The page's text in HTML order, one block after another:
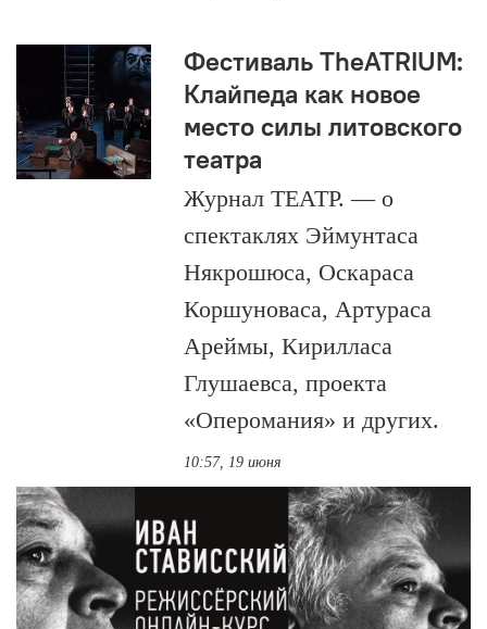
Фестиваль TheATRIUM:
Клайпеда как новое
место силы литовского
театра
Журнал ТЕАТР. — о
спектаклях Эймунтаса
Някрошюса, Оскараса
Коршуноваса, Артураса
Ареймы, Кирилласа
Глушаевса, проекта
«Оперомания» и других.
10:57, 19 июня